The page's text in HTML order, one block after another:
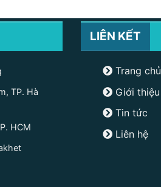
TP. Hà
HCM
LIÊN KẾT
Trang chủ
Giới thiệu
Tin tức
Liên hệ